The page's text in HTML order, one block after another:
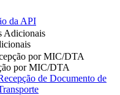
da API
Adicionais
por MIC/DTA
por MIC/DTA
de Documento de